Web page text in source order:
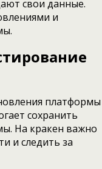
свои данные.
и
платформы
сохранить
На кракен важно
и следить за